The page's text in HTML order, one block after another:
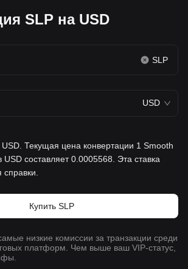
SLP на USD
SLP
USD
Текущая цена конвертации 1 Smooth
составляет 0.0005568. Эта ставка
справки.
Купить SLP
низкие комиссии за транзакции среди
платформ. Чем выше ваш VIP-статус,